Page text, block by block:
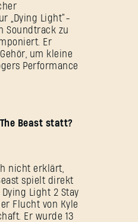
„Dying Light“-
Soundtrack zu
Er
um kleine
Performance
Beast statt?
nicht erklärt,
spielt direkt
Light 2 Stay
Flucht von Kyle
Er wurde 13